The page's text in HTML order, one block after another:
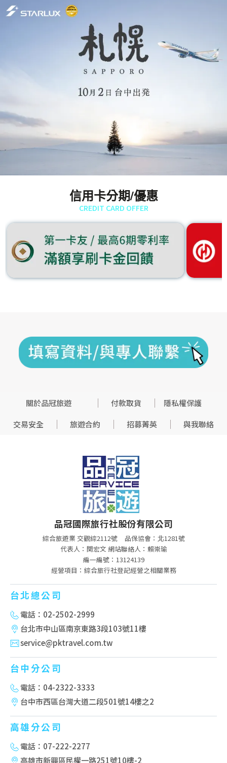
信用卡分期/優惠
CREDIT CARD OFFER
關於品冠旅遊 付款取貨
隱私權保護
交易安全
旅遊合約 招募菁英 與我聯絡
品冠國際旅行社股份有限公司
綜合旅遊業 交觀綜2112號
品保協會：北1281號
代表人：関宏文 網站聯絡人：賴崇瑜
編一編號：13124139
經營項目：綜合旅行社登記經營之相關業務
台北總公司
電話：02-2502-2999
台北市中山區南京東路3段103號11樓
service@pktravel.com.tw
台中分公司
電話：04-2322-3333
台中市西區台灣大道二段501號14樓之2
高雄分公司
電話：07-222-2277
高雄市新興區民權一路251號10樓-2